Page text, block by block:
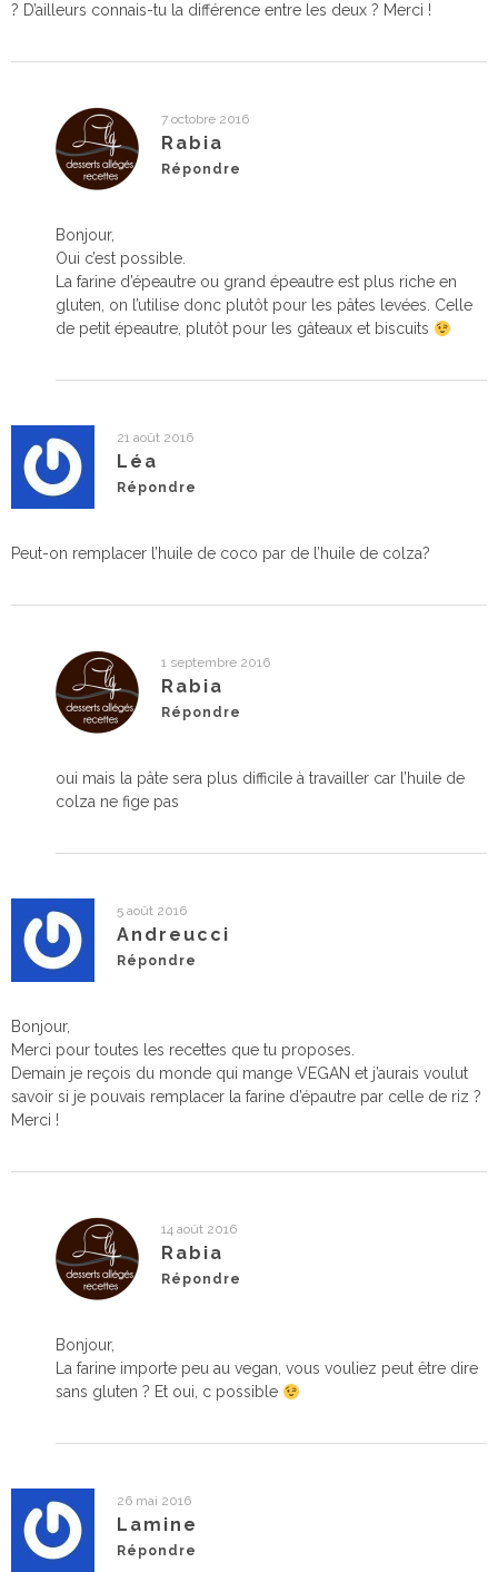
? D’ailleurs connais-tu la différence entre les deux ? Merci !
7 octobre 2016
Rabia
Répondre
Bonjour,
Oui c’est possible.
La farine d’épeautre ou grand épeautre est plus riche en
gluten, on l’utilise donc plutôt pour les pâtes levées. Celle
de petit épeautre, plutôt pour les gâteaux et biscuits
21 août 2016
Léa
Répondre
Peut-on remplacer l’huile de coco par de l’huile de colza?
1 septembre 2016
Rabia
Répondre
oui mais la pâte sera plus difficile à travailler car l’huile de
colza ne fige pas
5 août 2016
Andreucci
Répondre
Bonjour,
Merci pour toutes les recettes que tu proposes.
Demain je reçois du monde qui mange VEGAN et j’aurais voulut
savoir si je pouvais remplacer la farine d’épautre par celle de riz ?
Merci !
14 août 2016
Rabia
Répondre
Bonjour,
La farine importe peu au vegan, vous vouliez peut être dire
sans gluten ? Et oui, c possible
26 mai 2016
Lamine
Répondre